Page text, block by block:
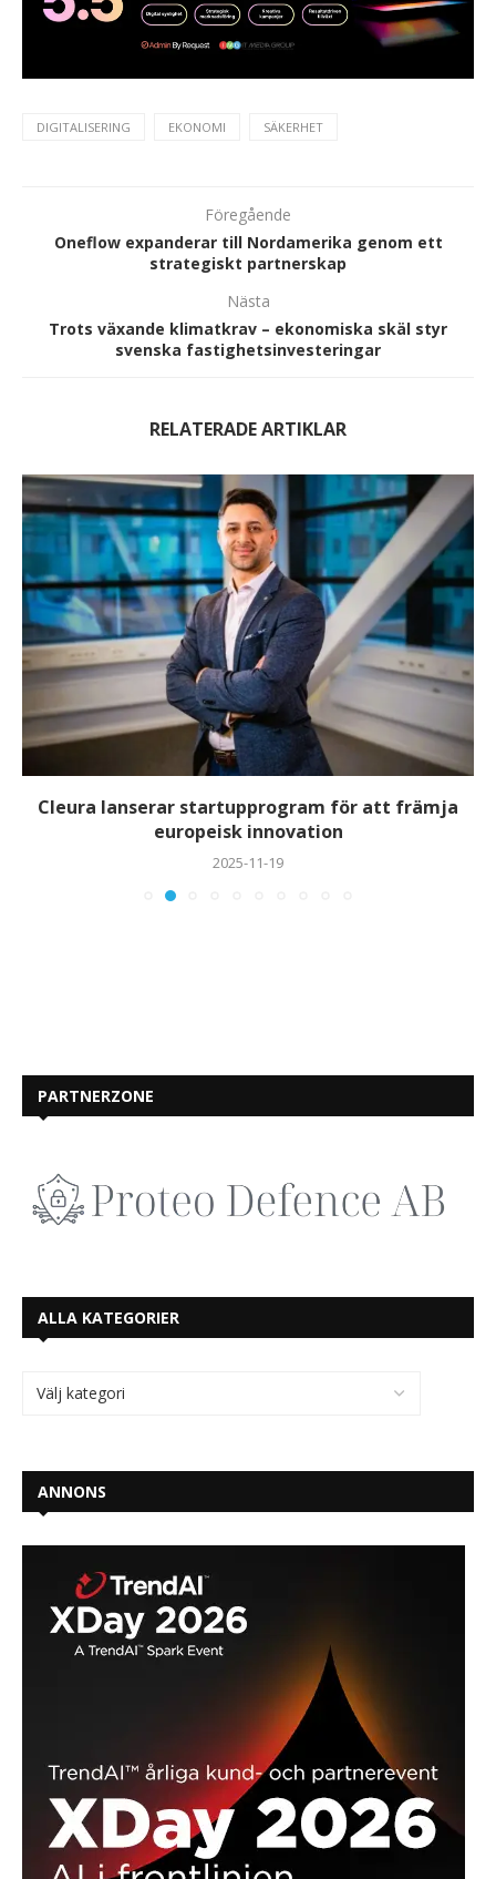
DIGITALISERING EKONOMI SÄKERHET
Föregående
Oneflow expanderar till Nordamerika genom ett
strategiskt partnerskap
Nästa
Trots växande klimatkrav – ekonomiska skäl styr
svenska fastighetsinvesteringar
RELATERADE ARTIKLAR
Cleura lanserar startupprogram för att främja
europeisk innovation
2025-11-19
PARTNERZONE
ALLA KATEGORIER
ANNONS